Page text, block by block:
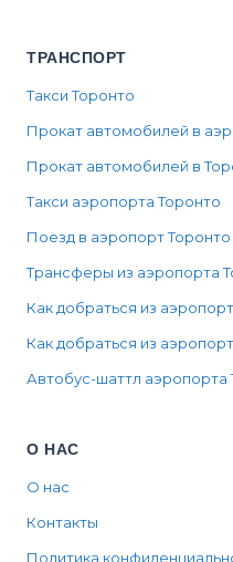
ТРАНСПОРТ
Такси Торонто
Прокат автомобилей в
Прокат автомобилей в
Такси аэропорта Торонто
Поезд в аэропорт Торонто
Трансферы из аэропорта
Как добраться из
Как добраться из
Автобус-шаттл аэропорта
О НАС
О нас
Контакты
Политика